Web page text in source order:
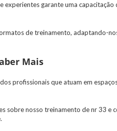
garante uma
de treinamento, adaptando-
Mais
profissionais que atuam em
sobre nosso treinamento de nr 33 e